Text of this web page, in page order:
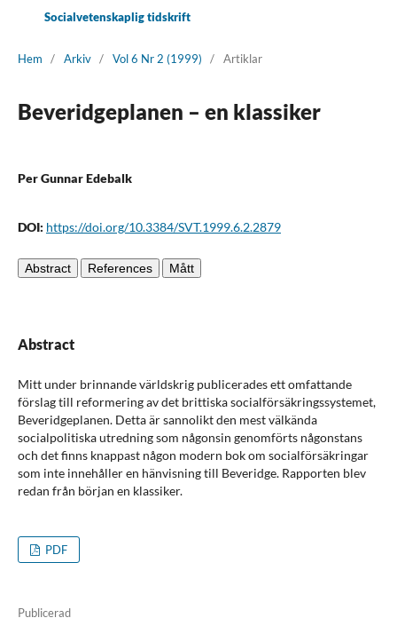
Socialvetenskaplig tidskrift
Hem / Arkiv / Vol 6 Nr 2 (1999) / Artiklar
Beveridgeplanen – en klassiker
Per Gunnar Edebalk
DOI: https://doi.org/10.3384/SVT.1999.6.2.2879
Abstract References Mått
Abstract
Mitt under brinnande världskrig publicerades ett omfattande
förslag till reformering av det brittiska socialförsäkringssystemet,
Beveridgeplanen. Detta är sannolikt den mest välkända
socialpolitiska utredning som någonsin genomförts någonstans
och det finns knappast någon modern bok om socialförsäkringar
som inte innehåller en hänvisning till Beveridge. Rapporten blev
redan från början en klassiker.
PDF
Publicerad